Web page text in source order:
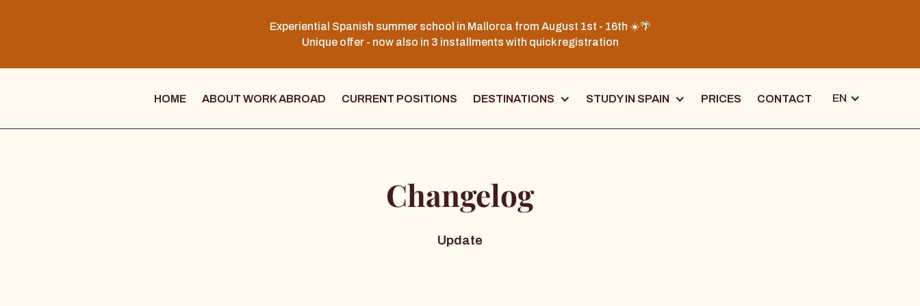
Experiential Spanish summer school in Mallorca from August 1st - 16th ☀️🌴
Unique offer - now also in 3 installments with quick registration
HOME ABOUT WORK ABROAD CURRENT POSITIONS DESTINATIONS STUDY IN SPAIN PRICES CONTACT EN
Changelog
Update